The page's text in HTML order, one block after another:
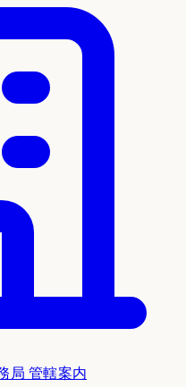
局 管轄案内